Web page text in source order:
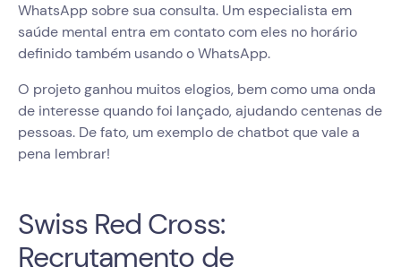
WhatsApp sobre sua consulta. Um especialista em
saúde mental entra em contato com eles no horário
definido também usando o WhatsApp.
O projeto ganhou muitos elogios, bem como uma onda
de interesse quando foi lançado, ajudando centenas de
pessoas. De fato, um exemplo de chatbot que vale a
pena lembrar!
Swiss Red Cross:
Recrutamento de